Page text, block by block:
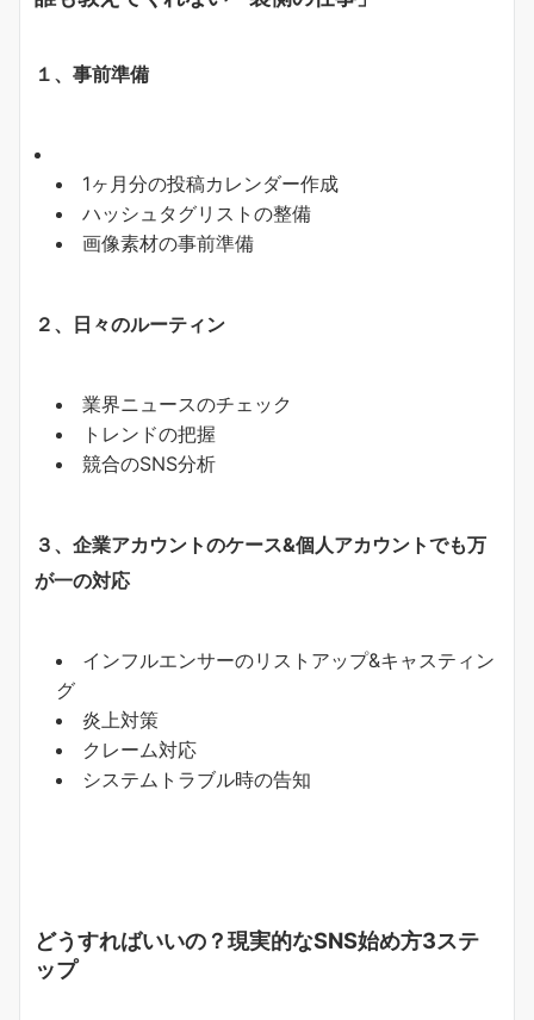
１、事前準備
1ヶ月分の投稿カレンダー作成
ハッシュタグリストの整備
画像素材の事前準備
２、日々のルーティン
業界ニュースのチェック
トレンドの把握
競合のSNS分析
３、企業アカウントのケース&個人アカウントでも万
が一の対応
インフルエンサーのリストアップ&キャスティン
グ
炎上対策
クレーム対応
システムトラブル時の告知
どうすればいいの？現実的なSNS始め方3ステ
ップ